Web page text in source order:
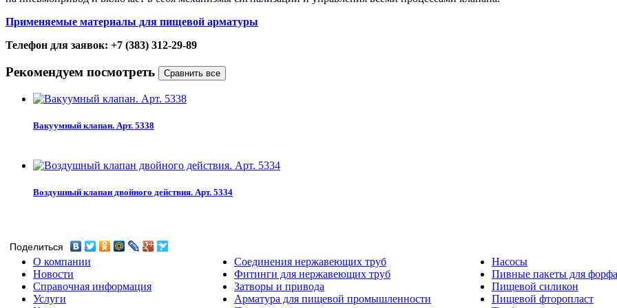
Применяемые материалы для пищевой арматуры
Телефон для заявок: +7 (383) 312-29-89
Рекомендуем посмотреть
Вакуумный клапан. Арт. 5338
Воздушный клапан двойного действия. Арт. 5334
Поделиться
О компании
Новости
Справочная информация
Услуги
Соединения нержавеющих труб
Фитинги для нержавеющих труб
Затворы и привода
Арматура для пищевой промышленности
Насосы
Пивные пакеты для
Пищевой силикон
Пищевой фторопласт